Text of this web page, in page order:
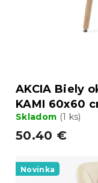
AKCIA Biely
KAMI 60x60
Skladom (1 ks)
50.40 €
Novinka